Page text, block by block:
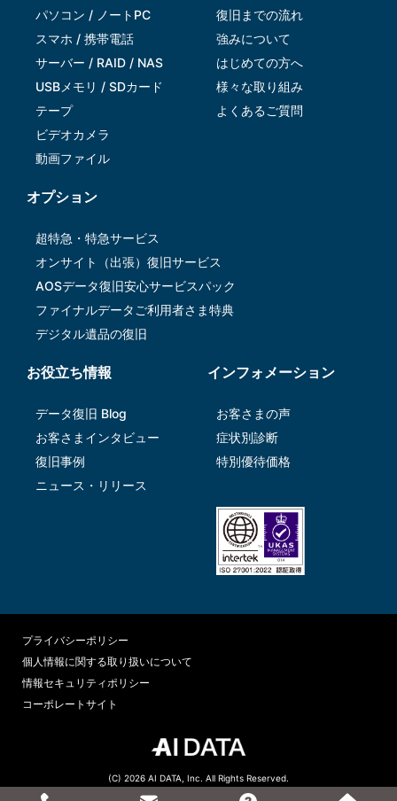
パソコン / ノートPC
スマホ / 携帯電話
サーバー / RAID / NAS
USBメモリ / SDカード
テープ
ビデオカメラ
動画ファイル
復旧までの流れ
強みについて
はじめての方へ
様々な取り組み
よくあるご質問
オプション
超特急・特急サービス
オンサイト（出張）復旧サービス
AOSデータ復旧安⼼サービスパック
ファイナルデータご利⽤者さま特典
デジタル遺品の復旧
お役立ち情報
データ復旧 Blog
お客さまインタビュー
復旧事例
ニュース・リリース
インフォメーション
お客さまの声
症状別診断
特別優待価格
プライバシーポリシー
個人情報に関する取り扱いについて
情報セキュリティポリシー
コーポレートサイト
(C) 2026 AI DATA, Inc. All Rights Reserved.